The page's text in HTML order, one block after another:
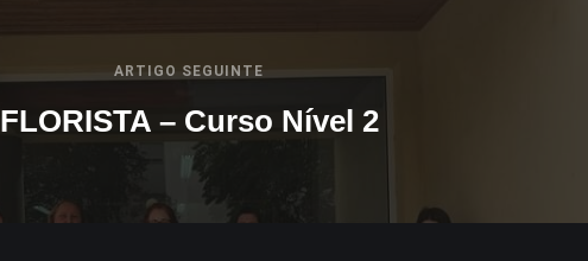
ARTIGO SEGUINTE
FLORISTA – Curso Nível 2